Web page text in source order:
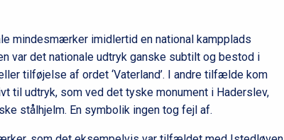
mindesmærker imidlertid en national kampplads
var det nationale udtryk ganske subtilt og bestod i
tilføjelse af ordet ‘Vaterland’. I andre tilfælde kom
til udtryk, som ved det tyske monument i Haderslev,
stålhjelm. En symbolik ingen tog fejl af.